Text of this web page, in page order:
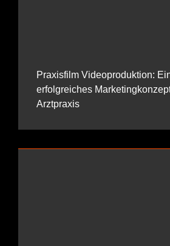
Praxisfilm Videoproduktion:
erfolgreiches
Arztpraxis